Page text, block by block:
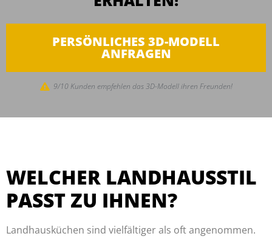
PERSÖNLICHES 3D-MODELL
ANFRAGEN
9/10 Kunden empfehlen das 3D-Modell ihren Freunden!
WELCHER LANDHAUSSTIL
PASST ZU IHNEN?
Landhausküchen sind vielfältiger als oft angenommen.